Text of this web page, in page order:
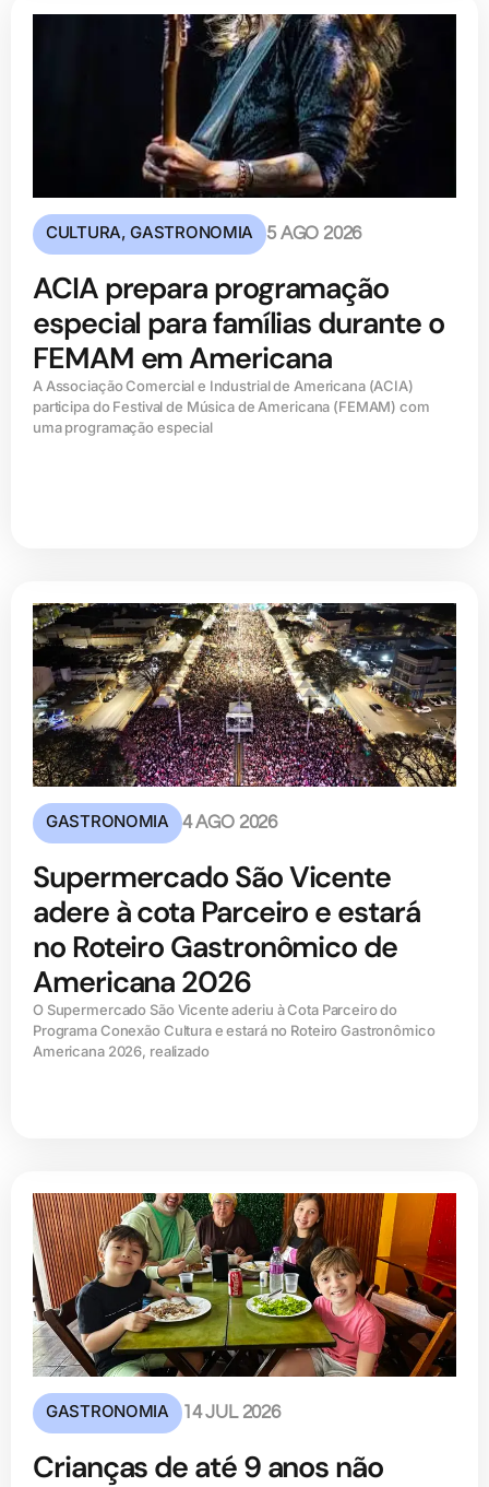
CULTURA,GASTRONOMIA 5 AGO 2026
ACIA prepara programação
especial para famílias durante o
FEMAM em Americana
A Associação Comercial e Industrial de Americana (ACIA)
participa do Festival de Música de Americana (FEMAM) com
uma programação especial
GASTRONOMIA 4 AGO 2026
Supermercado São Vicente
adere à cota Parceiro e estará
no Roteiro Gastronômico de
Americana 2026
O Supermercado São Vicente aderiu à Cota Parceiro do
Programa Conexão Cultura e estará no Roteiro Gastronômico
Americana 2026, realizado
GASTRONOMIA 14 JUL 2026
Crianças de até 9 anos não